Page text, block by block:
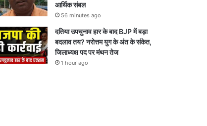
आर्थिक संबल
56 minutes ago
दतिया उपचुनाव हार के बाद BJP में बड़ा
बदलाव तय? नरोत्तम युग के अंत के संकेत,
जिलाध्यक्ष पद पर मंथन तेज
1 hour ago